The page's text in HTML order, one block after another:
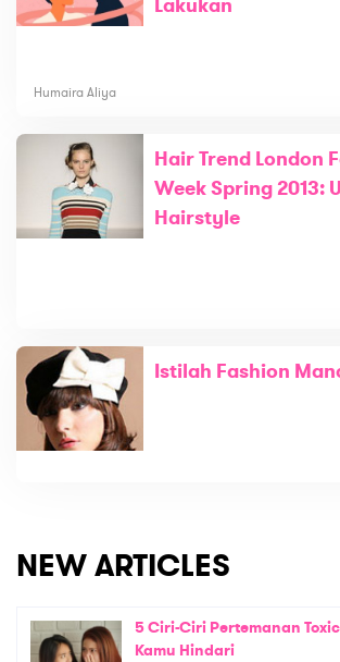
Lakukan
Humaira Aliya
Hair Trend London
Week Spring 2013:
Hairstyle
Istilah Fashion
NEW ARTICLES
5 Ciri-Ciri Pertemanan
Kamu Hindari